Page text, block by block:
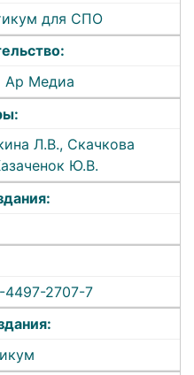
для СПО
Ар Медиа
Л.В., Скачкова
Ю.В.
4497-2707-7